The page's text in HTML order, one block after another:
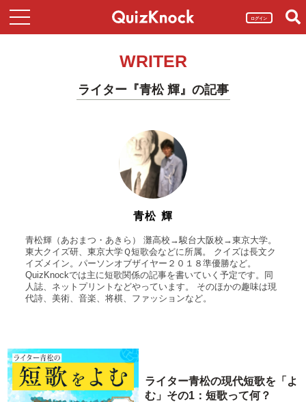
ログイン
WRITER
ライター『青松 輝』の記事
青松 輝
青松輝（あおまつ・あきら） 灘高校→駿台大阪校→東京大学。
東大クイズ研、東京大学Ｑ短歌会などに所属。 クイズは長文ク
イズメイン。パーソンオブザイヤー２０１８準優勝など。
QuizKnockでは主に短歌関係の記事を書いていく予定です。同
人誌、ネットプリントなどやっています。 そのほかの趣味は現
代詩、美術、音楽、将棋、ファッションなど。
ライター青松の現代短歌を「よ
む」その1：短歌って何？